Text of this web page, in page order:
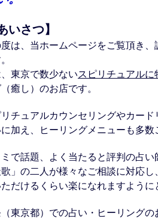
いさつ】
は、当ホームページをご覧頂き、
東京で数少ないスピリチュアルに
癒し）のお店です。
チュアルカウンセリングやカード
加え、ヒーリングメニューも多数
で話題、よく当たると評判の占い
」の二人が様々なご相談に対応
だけるくらい楽になれますように
東京都）での占い・ヒーリング